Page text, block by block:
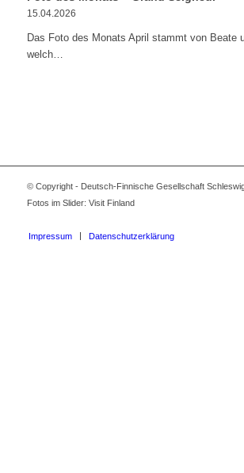
15.04.2026
Das Foto des Monats April stammt von Beate
welch…
© Copyright - Deutsch-Finnische Gesellschaft
Fotos im Slider: Visit Finland
Impressum Datenschutzerklärung